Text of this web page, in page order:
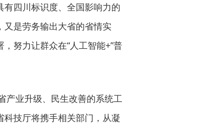
四川标识度、全国影响力的
又是劳务输出大省的省情实
努力让群众在“人工智能+”普
产业升级、民生改善的系统工
技厅将携手相关部门，从凝